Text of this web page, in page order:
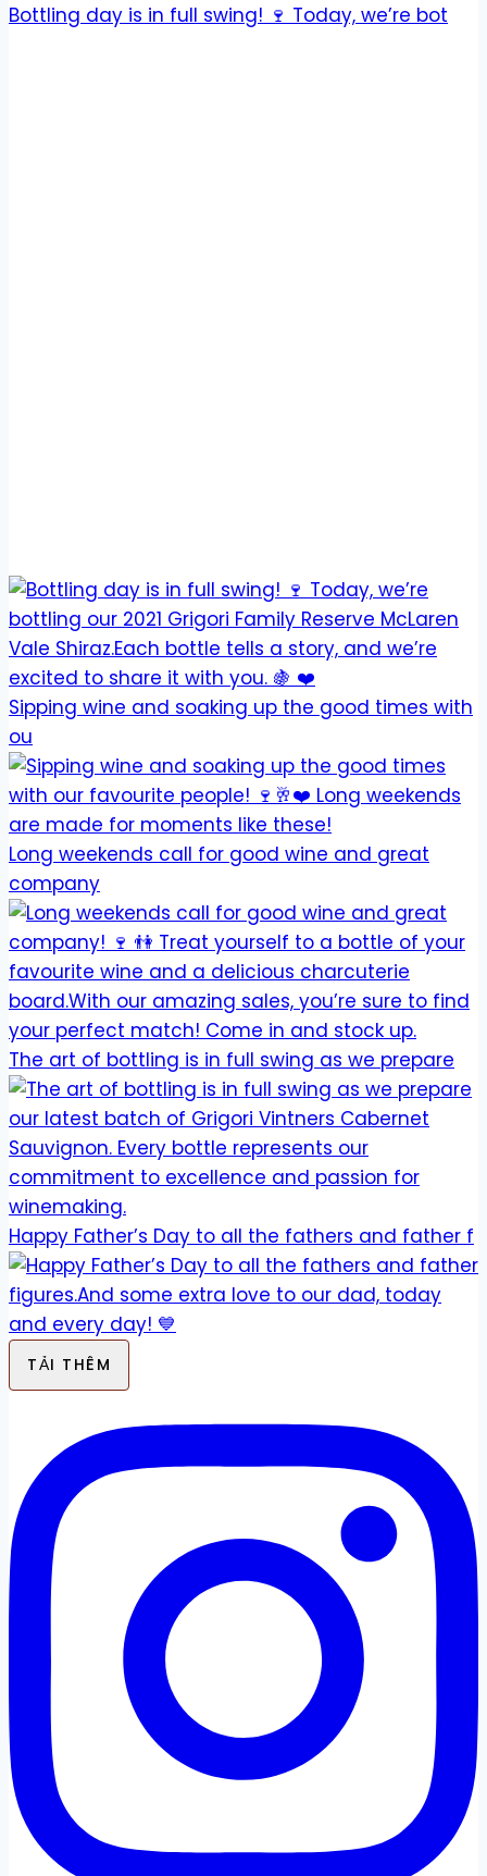
Bottling day is in full swing! 🍷 Today, we’re bot
Sipping wine and soaking up the good times with
ou
Long weekends call for good wine and great
company
The art of bottling is in full swing as we prepare
Happy Father’s Day to all the fathers and father f
TẢI THÊM